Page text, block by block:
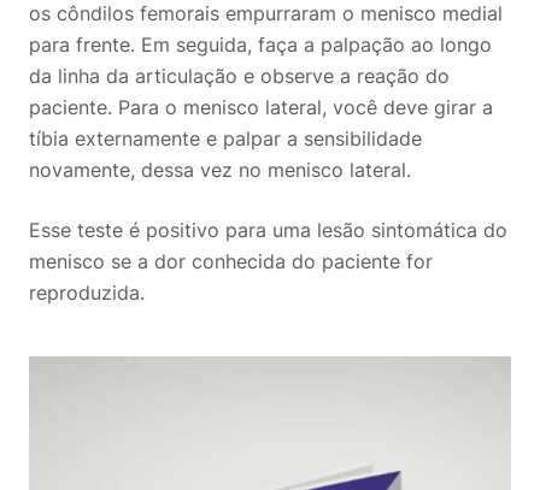
os côndilos femorais empurraram o menisco medial
para frente. Em seguida, faça a palpação ao longo
da linha da articulação e observe a reação do
paciente. Para o menisco lateral, você deve girar a
tíbia externamente e palpar a sensibilidade
novamente, dessa vez no menisco lateral.
Esse teste é positivo para uma lesão sintomática do
menisco se a dor conhecida do paciente for
reproduzida.